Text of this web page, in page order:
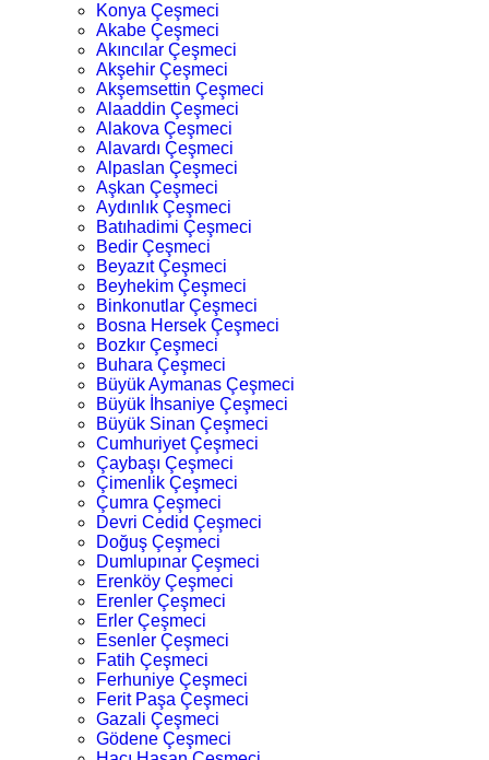
Konya Çeşmeci
Akabe Çeşmeci
Akıncılar Çeşmeci
Akşehir Çeşmeci
Akşemsettin Çeşmeci
Alaaddin Çeşmeci
Alakova Çeşmeci
Alavardı Çeşmeci
Alpaslan Çeşmeci
Aşkan Çeşmeci
Aydınlık Çeşmeci
Batıhadimi Çeşmeci
Bedir Çeşmeci
Beyazıt Çeşmeci
Beyhekim Çeşmeci
Binkonutlar Çeşmeci
Bosna Hersek Çeşmeci
Bozkır Çeşmeci
Buhara Çeşmeci
Büyük Aymanas Çeşmeci
Büyük İhsaniye Çeşmeci
Büyük Sinan Çeşmeci
Cumhuriyet Çeşmeci
Çaybaşı Çeşmeci
Çimenlik Çeşmeci
Çumra Çeşmeci
Devri Cedid Çeşmeci
Doğuş Çeşmeci
Dumlupınar Çeşmeci
Erenköy Çeşmeci
Erenler Çeşmeci
Erler Çeşmeci
Esenler Çeşmeci
Fatih Çeşmeci
Ferhuniye Çeşmeci
Ferit Paşa Çeşmeci
Gazali Çeşmeci
Gödene Çeşmeci